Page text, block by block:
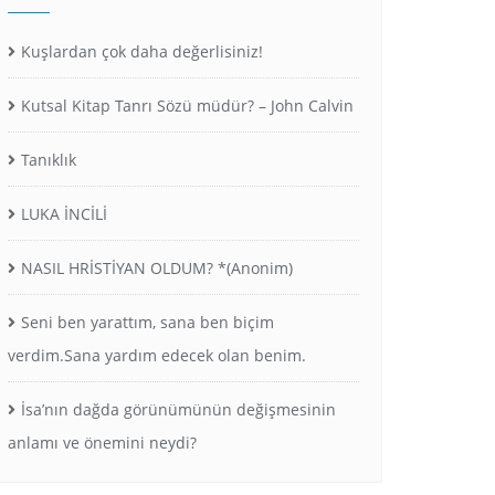
Kuşlardan çok daha değerlisiniz!
Kutsal Kitap Tanrı Sözü müdür? – John Calvin
Tanıklık
LUKA İNCİLİ
NASIL HRİSTİYAN OLDUM? *(Anonim)
Seni ben yarattım, sana ben biçim
verdim.Sana yardım edecek olan benim.
İsa’nın dağda görünümünün değişmesinin
anlamı ve önemini neydi?